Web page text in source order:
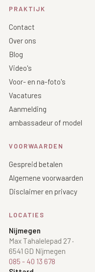
PRAKTIJK
Contact
Over ons
Blog
Video's
Voor- en na-foto's
Vacatures
Aanmelding
ambassadeur of model
VOORWAARDEN
Gespreid betalen
Algemene voorwaarden
Disclaimer en privacy
LOCATIES
Nijmegen
Max Tahalelepad 27·
6541 GD Nijmegen
085 - 40 13 678